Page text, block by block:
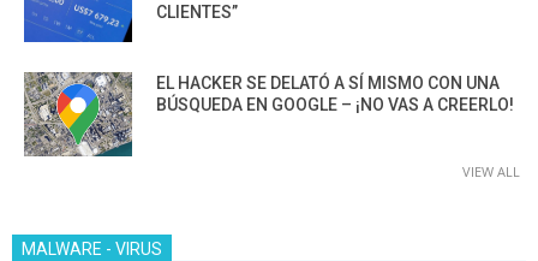
CLIENTES”
EL HACKER SE DELATÓ A SÍ MISMO CON UNA
BÚSQUEDA EN GOOGLE – ¡NO VAS A CREERLO!
VIEW ALL
MALWARE - VIRUS